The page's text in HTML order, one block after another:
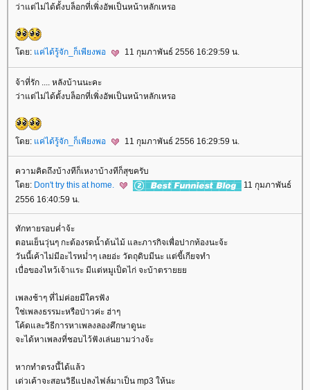
ว่าแต่ไม่ได้ตั้งบล็อกที่เพิ่งอัพเป็นหน้าหลักเหรอ
ดย: ค่ได้รู้จัก_ก็เพียงพอ 11 กุมภาพันธ์ 2556 16:29:59 น.
จ้าที่รัก .... หลังบ้านนะคะ
ว่าแต่ไม่ได้ตั้งบล็อกที่เพิ่งอัพเป็นหน้าหลักเหรอ
ดย: ค่ได้รู้จัก_ก็เพียงพอ 11 กุมภาพันธ์ 2556 16:29:59 น.
ความคิดถึงบ้างทีก็เหงาบ้างทีก็สุขครับ
ดย: Don't try this at home.
11 กุมภาพันธ์
2556 16:40:59 น.
ทักทายรอบค่ำจ้ะ
ตอนเย็นวุ่นๆ กะต้องรดน้ำต้นไม้ และภารกิจเพื่อปากท้องนะจ้ะ
วันนี้เค้าไม่มีอะไรหม่ำๆ เลยอ่ะ วัตถุดิบมีนะ แต่ขี้เกียจทำ
เบื่อของไหว้เจ้าแระ มีแต่หมูเป็ดไก่ จะบ้าตรา
เพลงช้าๆ ที่ไม่ค่อยมีใครฟัง
ช่เพลงธรรมะหรือป่าวค่ะ ฮ่าๆ
ค้ดและวิธีการหาเพลงลองศึกษาดูนะ
จะได้หาเพลงที่ชอบไว้ฟังเล่นยามว่างจ้ะ
หากทำตรงนี้ได้แล้ว
เด่วเค้าจะสอนวิธีแปลงไฟล์มาเป็น mp3 ให้นะ